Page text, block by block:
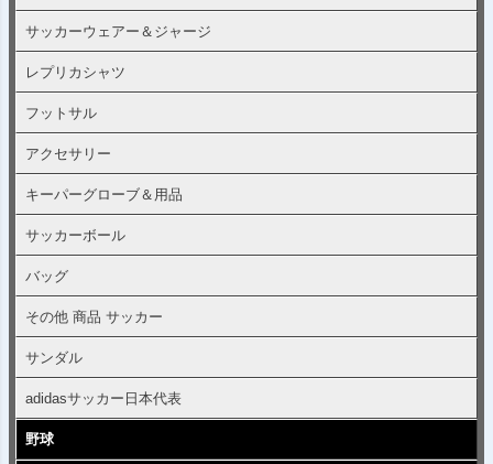
サッカーウェアー＆ジャージ
レプリカシャツ
フットサル
アクセサリー
キーパーグローブ＆用品
サッカーボール
バッグ
その他 商品 サッカー
サンダル
adidasサッカー日本代表
野球